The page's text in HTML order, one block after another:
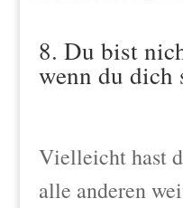
8. Du bist
wenn du dich
Vielleicht hast
alle anderen